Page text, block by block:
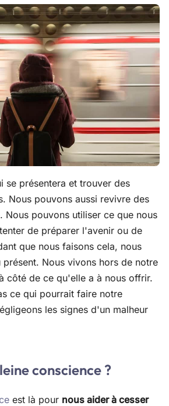
se présentera et trouver des
Nous pouvons aussi revivre des
Nous pouvons utiliser ce que nous
de préparer l'avenir ou de
que nous faisons cela, nous
présent. Nous vivons hors de notre
côté de ce qu'elle a à nous offrir.
ce qui pourrait faire notre
les signes d'un malheur
conscience ?
est là pour nous aider à cesser